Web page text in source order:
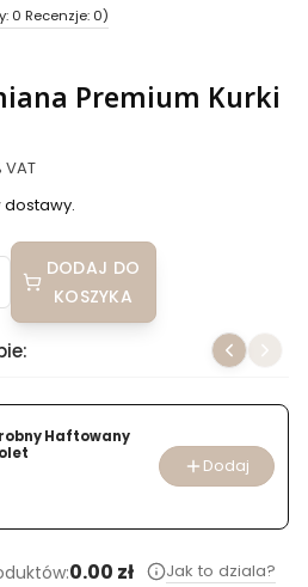
0 Recenzje: 0)
sekcji Opinie
Premium Kurki
VAT
DODAJ DO
KOSZYKA
Haftowany
Dodaj
0.00 zł Jak to dziala?